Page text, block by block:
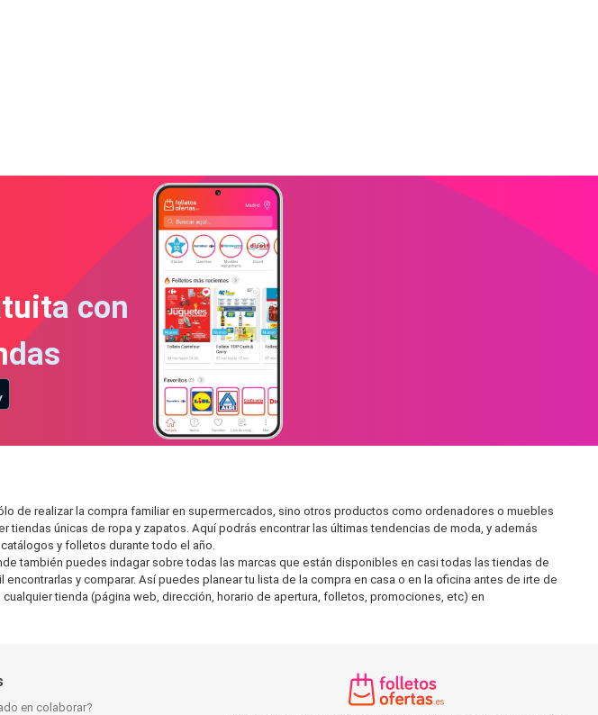
con
de realizar la compra familiar en supermercados, sino otros productos como ordenadores o muebles
únicas de ropa y zapatos. Aquí podrás encontrar las últimas tendencias de moda, y además
y folletos durante todo el año.
también puedes indagar sobre todas las marcas que están disponibles en casi todas las tiendas de
y comparar. Así puedes planear tu lista de la compra en casa o en la oficina antes de irte de
tienda (página web, dirección, horario de apertura, folletos, promociones, etc) en
en colaborar?